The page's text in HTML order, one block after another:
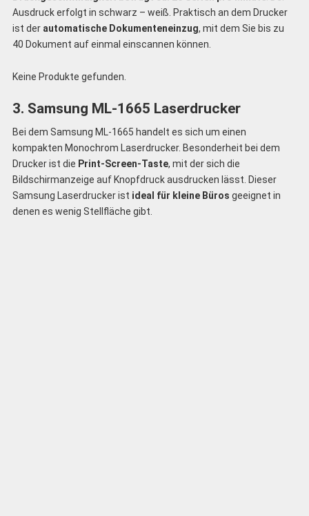
Ausdruck erfolgt in schwarz – weiß. Praktisch an dem Drucker
ist der automatische Dokumenteneinzug, mit dem Sie bis zu
40 Dokument auf einmal einscannen können.
Keine Produkte gefunden.
3. Samsung ML-1665 Laserdrucker
Bei dem Samsung ML-1665 handelt es sich um einen
kompakten Monochrom Laserdrucker. Besonderheit bei dem
Drucker ist die Print-Screen-Taste, mit der sich die
Bildschirmanzeige auf Knopfdruck ausdrucken lässt. Dieser
Samsung Laserdrucker ist ideal für kleine Büros geeignet in
denen es wenig Stellfläche gibt.